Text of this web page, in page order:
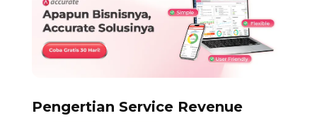
Pengertian Service Revenue